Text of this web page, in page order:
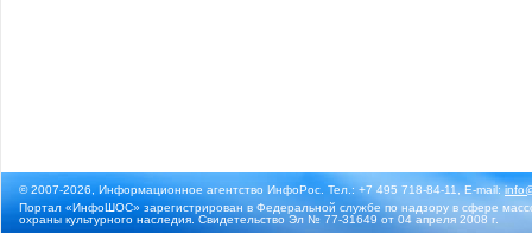
© 2007-2026, Информационное агентство ИнфоРос. Тел.: +7 495 718-84-11, E-mail:
Портал «ИнфоШОС» зарегистрирован в Федеральной службе по надзору в сфере
охраны культурного наследия. Свидетельство Эл № 77-31649 от 04 апреля 2008 г.